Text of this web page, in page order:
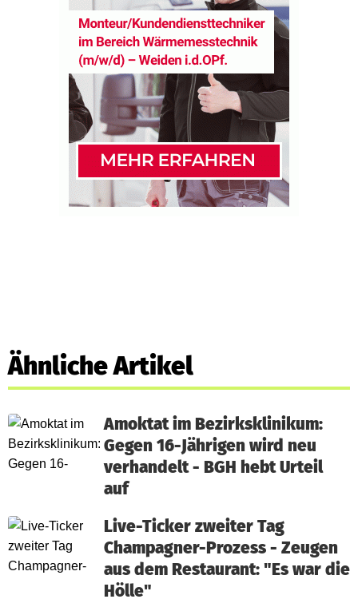
Ähnliche Artikel
Amoktat im Bezirksklinikum:
Gegen 16-Jährigen wird neu
verhandelt - BGH hebt Urteil
auf
Live-Ticker zweiter Tag
Champagner-Prozess - Zeugen
aus dem Restaurant: "Es war die
Hölle"